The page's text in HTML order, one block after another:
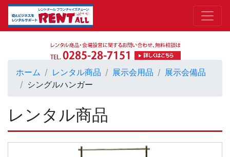
ホーム レンタル商品 展示会用品
展示会備品
シングルハンガー
レンタル商品